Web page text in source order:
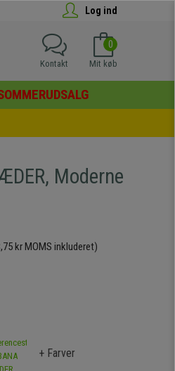
Log ind
0
Mit køb
Kontakt
Moderne
kr MOMS inkluderet)
+ Farver